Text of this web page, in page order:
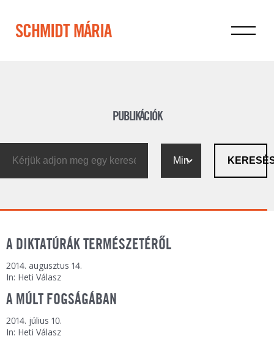
SCHMIDT MÁRIA
PUBLIKÁCIÓK
A DIKTATÚRÁK TERMÉSZETÉRŐL
2014. augusztus 14.
In: Heti Válasz
A MÚLT FOGSÁGÁBAN
2014. július 10.
In: Heti Válasz